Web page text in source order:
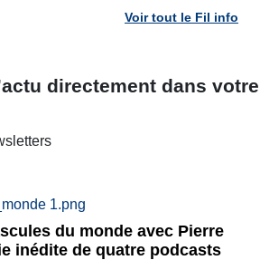
Voir tout le Fil info
directement dans votre
du monde avec Pierre
inédite de quatre podcasts